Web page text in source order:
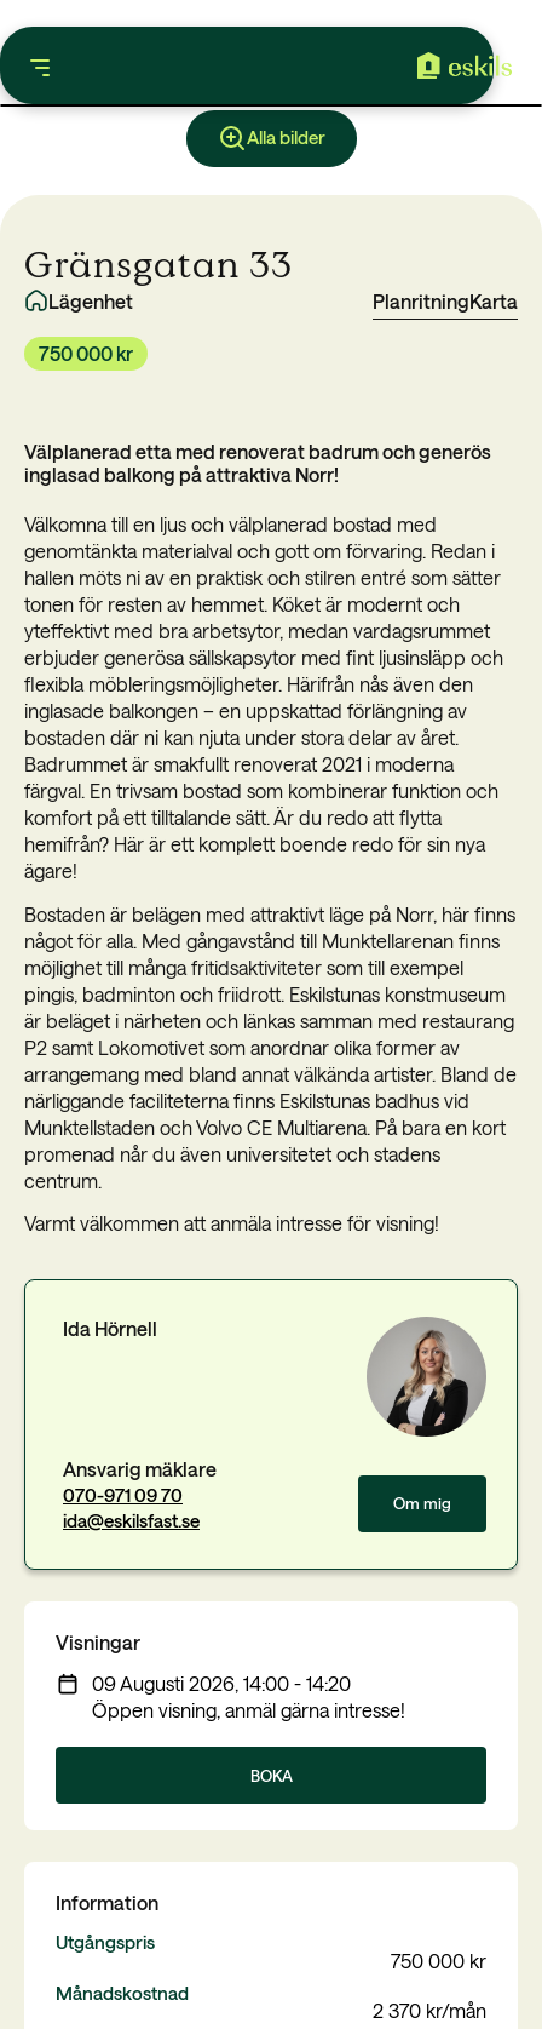
Alla bilder
Gränsgatan 33
750 000 kr
Lägenhet PlanritningKarta
Välplanerad etta med renoverat badrum och generös
inglasad balkong på attraktiva Norr!
Välkomna till en ljus och välplanerad bostad med
genomtänkta materialval och gott om förvaring. Redan i
hallen möts ni av en praktisk och stilren entré som sätter
tonen för resten av hemmet. Köket är modernt och
yteffektivt med bra arbetsytor, medan vardagsrummet
erbjuder generösa sällskapsytor med fint ljusinsläpp och
flexibla möbleringsmöjligheter. Härifrån nås även den
inglasade balkongen – en uppskattad förlängning av
bostaden där ni kan njuta under stora delar av året.
Badrummet är smakfullt renoverat 2021 i moderna
färgval. En trivsam bostad som kombinerar funktion och
komfort på ett tilltalande sätt. Är du redo att flytta
hemifrån? Här är ett komplett boende redo för sin nya
ägare!
Bostaden är belägen med attraktivt läge på Norr, här finns
något för alla. Med gångavstånd till Munktellarenan finns
möjlighet till många fritidsaktiviteter som till exempel
pingis, badminton och friidrott. Eskilstunas konstmuseum
är beläget i närheten och länkas samman med restaurang
P2 samt Lokomotivet som anordnar olika former av
arrangemang med bland annat välkända artister. Bland de
närliggande faciliteterna finns Eskilstunas badhus vid
Munktellstaden och Volvo CE Multiarena. På bara en kort
promenad når du även universitetet och stadens
centrum.
Varmt välkommen att anmäla intresse för visning!
Om mig
Ida Hörnell
Ansvarig mäklare
070-971 09 70
ida@eskilsfast.se
Visningar
09 Augusti 2026, 14:00 - 14:20
Öppen visning, anmäl gärna intresse!
BOKA
Information
Utgångspris
750 000 kr
Månadskostnad
2 370 kr/mån